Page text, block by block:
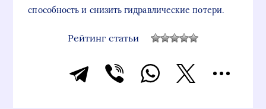
способность и снизить гидравлические потери.
Рейтинг статьи